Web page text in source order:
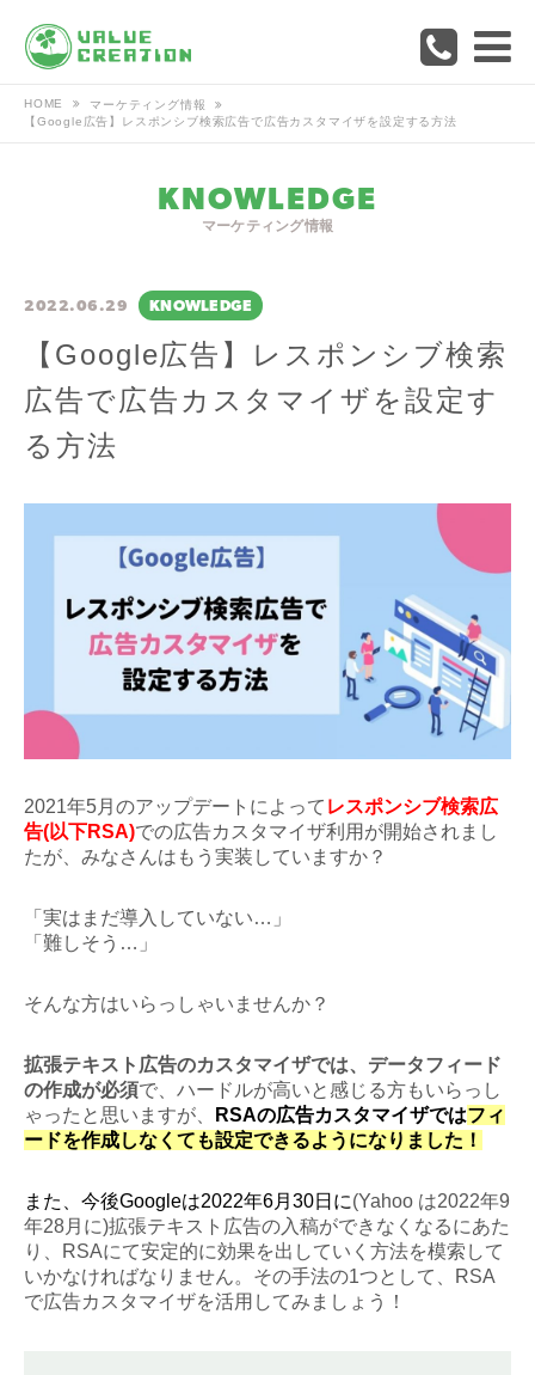
HOME
マーケティング情報
【Google広告】レスポンシブ検索広告で広告カスタマイザを設定する方法
KNOWLEDGE
マーケティング情報
2022.06.29 KNOWLEDGE
【Google広告】レスポンシブ検索
広告で広告カスタマイザを設定す
る方法
2021年5月のアップデートによって レスポンシブ検索広
告(以下RSA)での広告カスタマイザ利用が開始されまし
たが、みなさんはもう実装していますか？
「実はまだ導入していない…」
「難しそう…」
そんな方はいらっしゃいませんか？
拡張テキスト広告のカスタマイザでは、データフィード
の作成が必須で、ハードルが高いと感じる方もいらっし
ゃったと思いますが、
RSAの広告カスタマイザではフィ
ードを作成しなくても設定できるようになりました！
また、今後Googleは2022年6月30日に(Yahoo は2022年9
年28月に)拡張テキスト広告の入稿ができなくなるにあた
り、RSAにて安定的に効果を出していく方法を模索して
いかなければなりません。その手法の1つとして、RSA
で広告カスタマイザを活用してみましょう！